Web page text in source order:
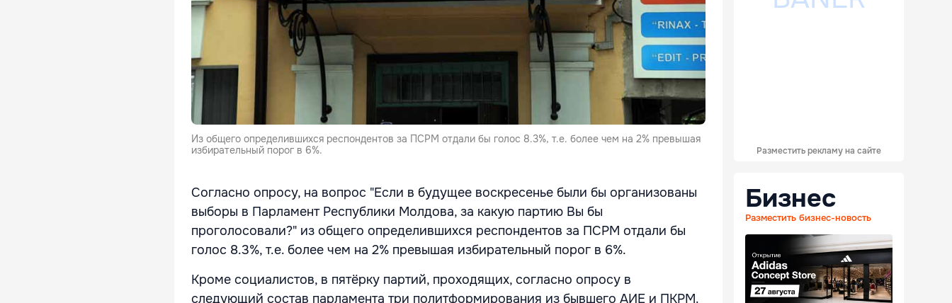
Из общего определившихся респондентов за ПСРМ отдали бы голос 8.3%, т.е. более чем на 2% превышая
избирательный порог в 6%.
Согласно опросу, на вопрос "Если в будущее воскресенье были бы организованы
выборы в Парламент Республики Молдова, за какую партию Вы бы
проголосовали?" из общего определившихся респондентов за ПСРМ отдали бы
голос 8.3%, т.е. более чем на 2% превышая избирательный порог в 6%.
Кроме социалистов, в пятёрку партий, проходящих, согласно опросу в
следующий состав парламента три политформирования из бывшего АИЕ и ПКРМ.
Разместить рекламу на сайте
Бизнес
Разместить бизнес-новость